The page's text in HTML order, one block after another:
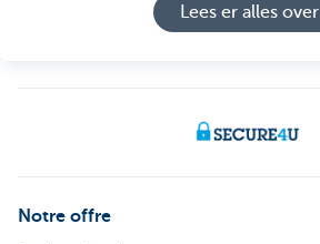
Lees er alles over
Notre offre